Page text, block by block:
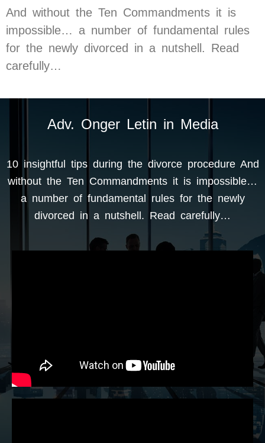
And without the Ten Commandments it is
impossible… a number of fundamental rules
for the newly divorced in a nutshell. Read
carefully…
Adv. Onger Letin in Media
10 insightful tips during the divorce procedure And
without the Ten Commandments it is impossible…
a number of fundamental rules for the newly
divorced in a nutshell. Read carefully…